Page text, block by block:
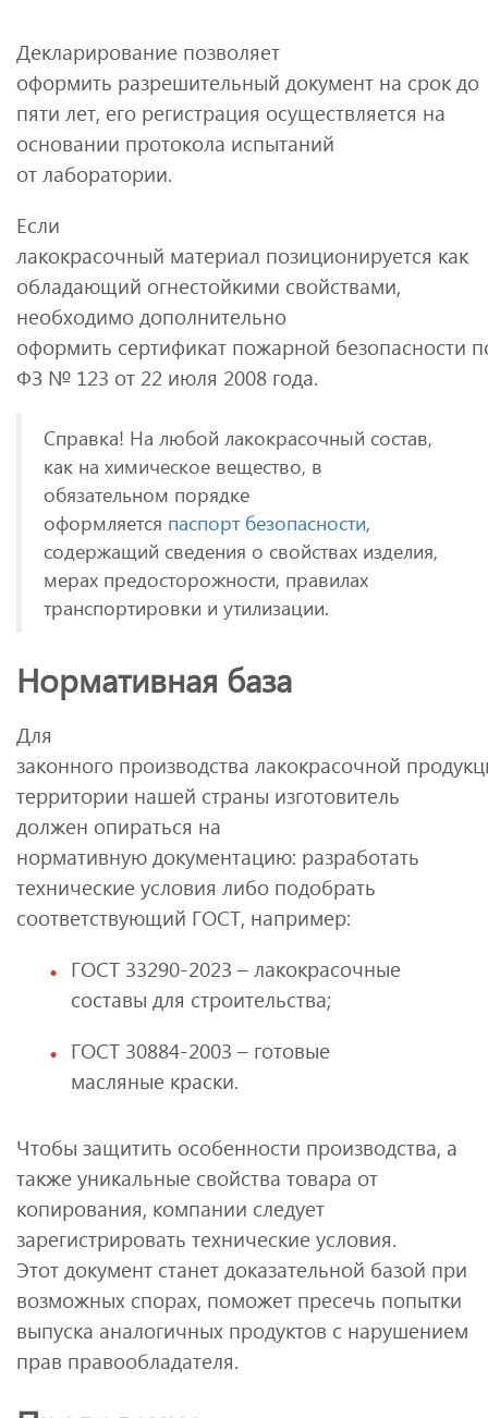
Декларирование позволяет
оформить разрешительный документ на срок до
пяти лет, его регистрация осуществляется на
основании протокола испытаний
от лаборатории.
Если
лакокрасочный материал позиционируется как
обладающий огнестойкими свойствами,
необходимо дополнительно
оформить сертификат пожарной безопасности
ФЗ № 123 от 22 июля 2008 года.
Справка! На любой лакокрасочный состав,
как на химическое вещество, в
обязательном порядке
оформляется паспорт безопасности,
содержащий сведения о свойствах изделия,
мерах предосторожности, правилах
транспортировки и утилизации.
Нормативная база
Для
законного производства лакокрасочной
территории нашей страны изготовитель
должен опираться на
нормативную документацию: разработать
технические условия либо подобрать
соответствующий ГОСТ, например:
ГОСТ 33290‑2023 – лакокрасочные
составы для строительства;
ГОСТ 30884‑2003 – готовые
масляные краски.
Чтобы защитить особенности производства, а
также уникальные свойства товара от
копирования, компании следует
зарегистрировать технические условия.
Этот документ станет доказательной базой при
возможных спорах, поможет пресечь попытки
выпуска аналогичных продуктов с нарушением
прав правообладателя.